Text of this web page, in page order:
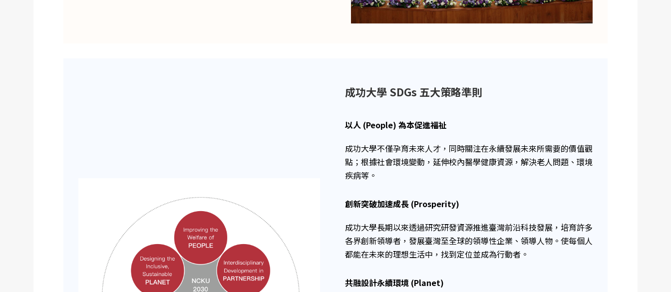
成功大學 SDGs 五大策略準則
以人 (People) 為本促進福祉
成功大學不僅孕育未來人才，同時關注在永續發展未來所需要的價值觀
點；根據社會環境變動，延伸校內醫學健康資源，解決老人問題、環境
疾病等。
創新突破加速成長 (Prosperity)
成功大學長期以來透過研究研發資源推進臺灣前沿科技發展，培育許多
各界創新領導者，發展臺灣至全球的領導性企業、領導人物。使每個人
都能在未來的理想生活中，找到定位並成為行動者。
共融設計永續環境 (Planet)